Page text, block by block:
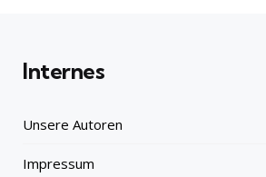
Internes
Unsere Autoren
Impressum